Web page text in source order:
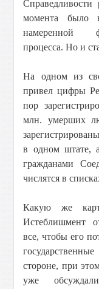
Справедливости
момента было
намеренной
процесса. Но и
На одном из
привел цифры
пор
млн. умерших
в одном штате,
гражданами
числятся в
Какую же
Истеблишмент
все, чтобы его
стороне, при
уже